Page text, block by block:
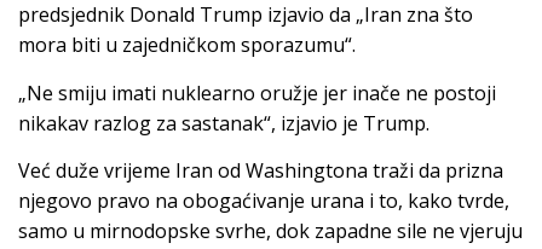
predsjednik Donald Trump izjavio da „Iran zna što
mora biti u zajedničkom sporazumu“.
„Ne smiju imati nuklearno oružje jer inače ne postoji
nikakav razlog za sastanak“, izjavio je Trump.
Već duže vrijeme Iran od Washingtona traži da prizna
njegovo pravo na obogaćivanje urana i to, kako tvrde,
samo u mirnodopske svrhe, dok zapadne sile ne vjeruju